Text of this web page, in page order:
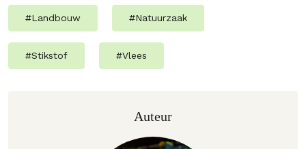
#Landbouw #Natuurzaak
#Stikstof #Vlees
Auteur